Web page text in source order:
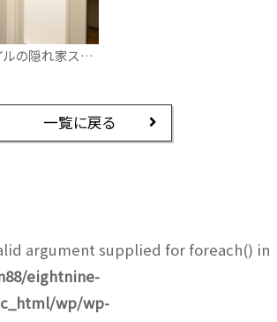
ヴィンテージスタイルの隠れ家スキップフロアがある平屋
一覧に戻る
argument supplied for foreach() in
eightnine-
wp/wp-